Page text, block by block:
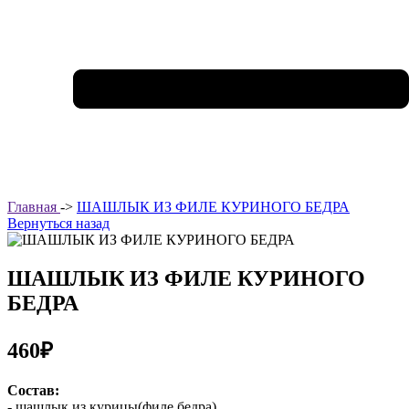
Главная -> ШАШЛЫК ИЗ ФИЛЕ КУРИНОГО БЕДРА
Вернуться назад
ШАШЛЫК ИЗ ФИЛЕ КУРИНОГО
БЕДРА
460₽
Состав: